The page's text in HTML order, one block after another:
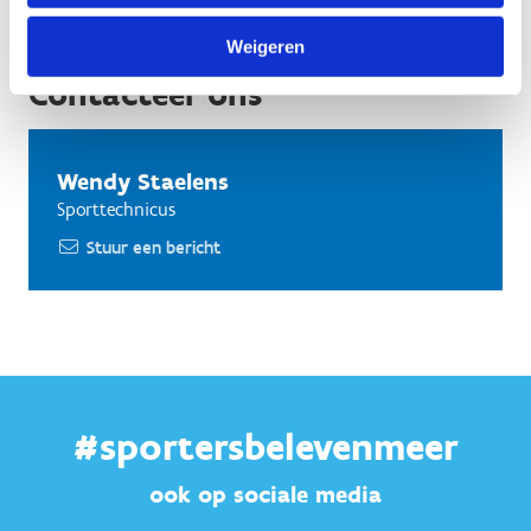
Weigeren
Contacteer ons
Wendy Staelens
Sporttechnicus
Stuur een bericht
#sportersbelevenmeer
ook op sociale media